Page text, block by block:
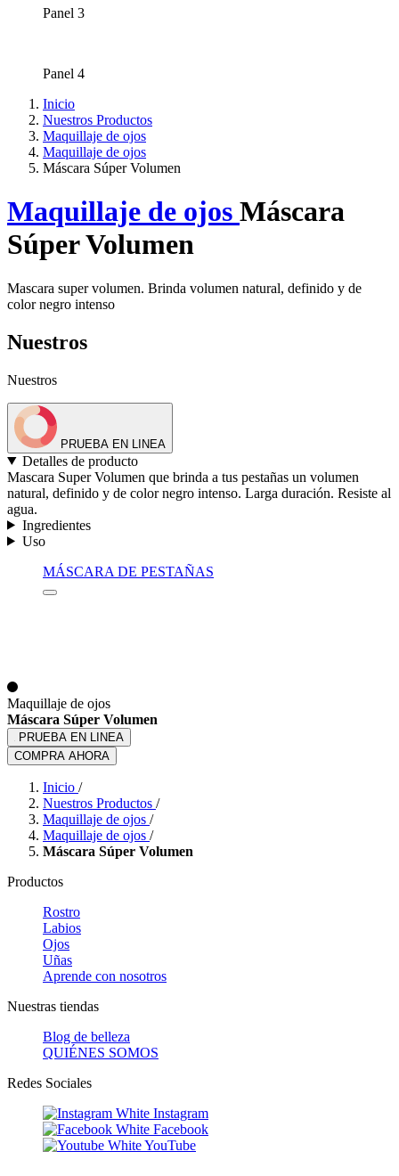
Panel 3
Panel 4
Inicio
Nuestros Productos
Maquillaje de ojos
Maquillaje de ojos
Máscara Súper Volumen
Maquillaje de ojos Máscara
Súper Volumen
Mascara super volumen. Brinda volumen natural, definido y de
color negro intenso
Nuestros
Nuestros
PRUEBA EN LINEA
Detalles de producto
Mascara Super Volumen que brinda a tus pestañas un volumen
natural, definido y de color negro intenso. Larga duración. Resiste al
agua.
Ingredientes
Uso
MÁSCARA DE PESTAÑAS
Maquillaje de ojos
Máscara Súper Volumen
PRUEBA EN LINEA
COMPRA AHORA
Inicio /
Nuestros Productos /
Maquillaje de ojos /
Maquillaje de ojos /
Máscara Súper Volumen
Productos
Rostro
Labios
Ojos
Uñas
Aprende con nosotros
Nuestras tiendas
Blog de belleza
QUIÉNES SOMOS
Redes Sociales
Instagram
Facebook
YouTube